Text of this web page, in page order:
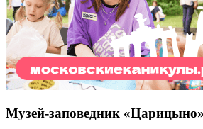
Музей-заповедник «Царицыно»